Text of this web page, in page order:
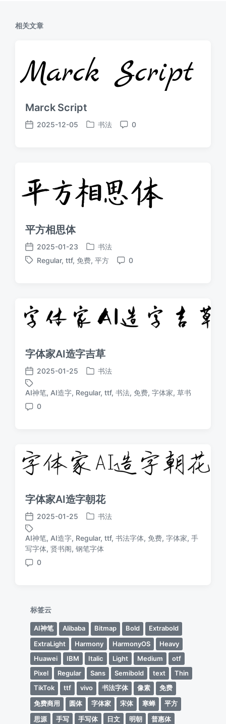
相关文章
Marck Script
发
2025-12-05
发
书法
评
0
平方相思体
发
布
2025-01-23
发
布
书法
标
Regular, ttf, 免费, 平方
评
0
字体家AI造字吉草
发
布
日
期
2025-01-25
发
于
书法
标
签
AI神笔, AI造字, Regular, ttf, 书法, 免费, 字体家, 草书
评
0
字体家AI造字朝花
发
布
日
期
2025-01-25
发
于
书法
标
签
AI神笔, AI造字, Regular, ttf, 书法字体, 免费, 字体家, 手
写字体, 贤书阁, 钢笔字体
评
0
标签云
AI神笔 Alibaba Bitmap Bold
Extrabold
ExtraLight
Harmony HarmonyOS
Heavy
Huawei
IBM Italic Light Medium
otf
Pixel
Regular Sans Semibold text
Thin
TikTok
ttf vivo 书法字体 像素
免费
免费商用
圆体 字体家 宋体 寒蝉
平方
思源
手写 手写体 日文 明朝
普惠体